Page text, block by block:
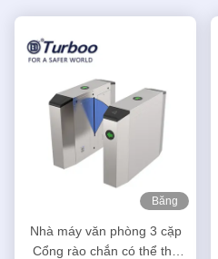
Băng
Nhà máy văn phòng 3 cặp
Cổng rào chắn có thể thu